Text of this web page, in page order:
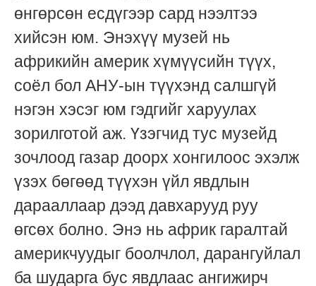
өнгөрсөн есдүгээр сард нээлтээ
хийсэн юм. Энэхүү музей нь
африкийн америк хүмүүсийн түүх,
соёл бол АНУ-ын түүхэнд салшгүй
нэгэн хэсэг юм гэдгийг харуулах
зорилготой аж. Үзэгчид тус музейд
зочлоод газар доорх хонгилоос эхэлж
үзэх бөгөөд түүхэн үйл явдлын
дарааллаар дээд давхарууд руу
өгсөх болно. Энэ нь африк гаралтай
америкчуудыг боолчлол, дарангуйлал
ба шударга бус явдлаас ангижирч